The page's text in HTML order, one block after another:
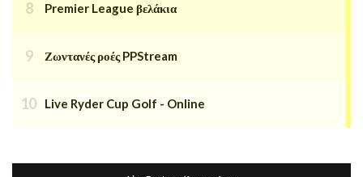
Premier League βελάκια
Ζωντανές ροές PPStream
Live Ryder Cup Golf - Online